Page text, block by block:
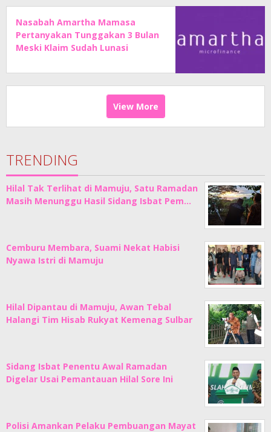
Nasabah Amartha Mamasa
Pertanyakan Tunggakan 3 Bulan
Meski Klaim Sudah Lunasi
View More
TRENDING
Hilal Tak Terlihat di Mamuju, Satu Ramadan
Masih Menunggu Hasil Sidang Isbat Pem…
Cemburu Membara, Suami Nekat Habisi
Nyawa Istri di Mamuju
Hilal Dipantau di Mamuju, Awan Tebal
Halangi Tim Hisab Rukyat Kemenag Sulbar
Sidang Isbat Penentu Awal Ramadan
Digelar Usai Pemantauan Hilal Sore Ini
Polisi Amankan Pelaku Pembuangan Mayat